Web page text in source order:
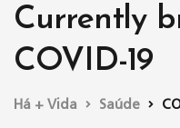
Currently
COVID-19
Há + Vida Saúde